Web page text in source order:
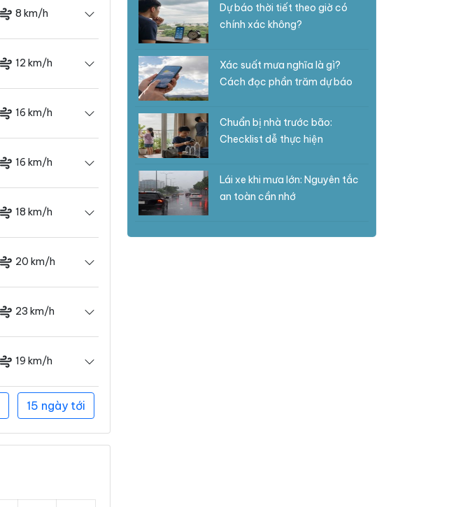
8 km/h
12 km/h
16 km/h
16 km/h
18 km/h
20 km/h
23 km/h
19 km/h
15 ngày tới
Dự báo thời tiết theo giờ có
chính xác không?
Xác suất mưa nghĩa là gì?
Cách đọc phần trăm dự báo
Chuẩn bị nhà trước bão:
Checklist dễ thực hiện
Lái xe khi mưa lớn: Nguyên tắc
an toàn cần nhớ